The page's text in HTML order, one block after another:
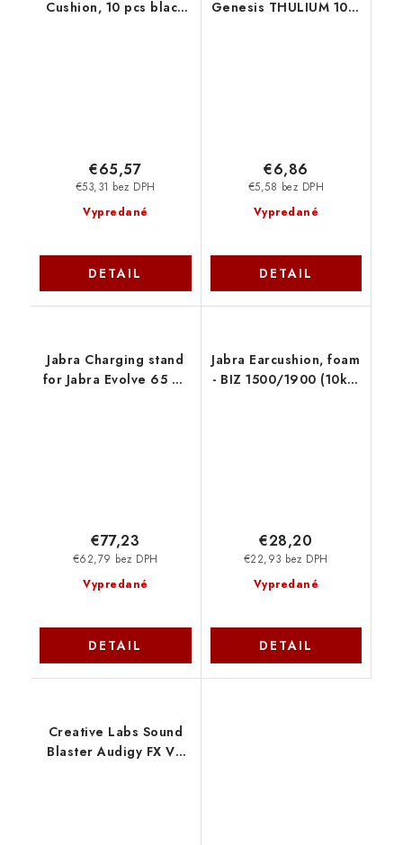
Cushion, 10 pcs black
Vypredané
€53,31 bez DPH
€65,57
DETAIL
Genesis THULIUM 100,
Vypredané
€5,58 bez DPH
€6,86
DETAIL
Jabra Charging stand
for Jabra Evolve 65 TE
Vypredané
€62,79 bez DPH
€77,23
DETAIL
Jabra Earcushion, foam
- BIZ 1500/1900 (10ks)
Vypredané
€22,93 bez DPH
€28,20
DETAIL
Creative Labs Sound
Blaster Audigy FX V2